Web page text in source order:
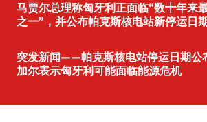
马贾尔总理称匈牙利正面临“数十年来
之一”，并公布帕克斯核电站新停运日
突发新闻——帕克斯核电站停运日期公
加尔表示匈牙利可能面临能源危机